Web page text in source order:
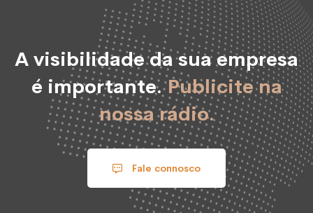
A visibilidade da sua empresa
é importante.Publicite na
nossa rádio.
Fale connosco